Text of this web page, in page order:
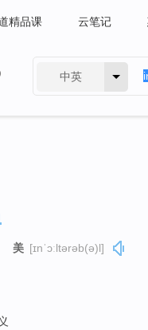
精品课 云笔记
中英
美 [ɪnˈɔːltərəb(ə)l]